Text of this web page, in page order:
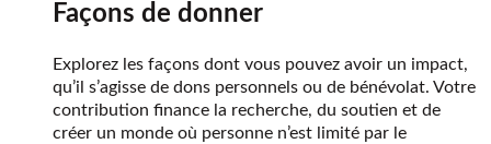
Façons de donner
Explorez les façons dont vous pouvez avoir un impact,
qu’il s’agisse de dons personnels ou de bénévolat. Votre
contribution finance la recherche, du soutien et de
créer un monde où personne n’est limité par le